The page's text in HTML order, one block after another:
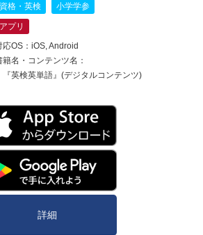
資格・英検
小学学参
アプリ
応OS：iOS, Android
籍名・コンテンツ名：
英検英単語』(デジタルコンテンツ)
詳細